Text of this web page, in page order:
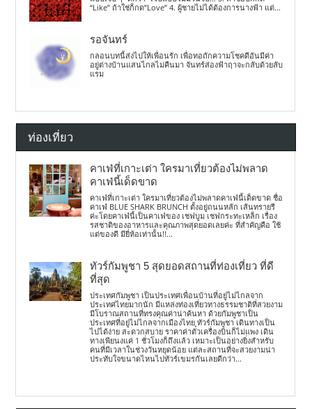
“Like” ถ้าใช่ก็กด”Love” 4. ผู้ชายไม่ได้ต้องการนางฟ้า แต่...
รอจันทร์
กลอนบทนี้ส่งไปให้เพื่อนรัก เพื่อทอถักความโชคดีอันมีค่า
อยู่ต่างบ้านแสนไกลไม่คืนมา จันทร์ส่องฟ้าฤาจะกลับด้วยลับ
แรม
ท่องเที่ยว
คาเฟ่ที่เกาะเต่า ใครมาเที่ยวต้องไม่พลาด
คาเฟ่นี้เด็ดขาด
คาเฟ่ที่เกาะเต่า ใครมาเที่ยวต้องไม่พลาดคาเฟ่นี้เด็ดขาด ชื่อ
คาเฟ่ BLUE SHARK BRUNCH ตั้งอยู่ถนนหลัก เส้นทรายรี
ค่ะโดยคาเฟ่นี้เป็นคาเฟ่ของ เชฟบูม เชฟกระทะเหล็ก เรื่อง
รสชาติของอาหารและคุณภาพสุดยอดเลยค่ะ ที่สำคัญคือ ใช้
แต่ของดี มียี่ห้อเท่านั้น!!...
ทัวร์กัมพูชา 5 สุดยอดสถานที่ท่องเที่ยว ที่ดี
ที่สุด
ประเทศกัมพูชา เป็นประเทศเพื่อนบ้านที่อยู่ไม่ไกลจาก
ประเทศไทยมากนัก มีแหล่งท่องเที่ยวทางธรรมชาติที่สวยงาม
มีโบราณสถานที่ทรงคุณค่าน่าค้นหา ด้วยกัมพูชาเป็น
ประเทศที่อยู่ไม่ไกลจากเมืองไทย ทัวร์กัมพูชา เดินทางเป็น
ไปได้ง่าย สะดวกสบาย ราคาค่าตั๋วเครื่องบินก็ไม่แพง เดิน
ทางเพียนงแค่ 1 ชั่วโมงก็ถึงแล้ว เหมาะเป็นอย่างยิ่งสำหรับ
คนที่มีเวลาในช่วงวันหยุดน้อย แต่ละสถานที่จะสวยงามน่า
ประทับใจขนาดไหนไปทัวร์เขมรกันเลยดีกว่า...